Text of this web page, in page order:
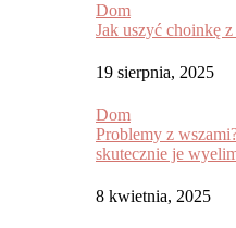
Dom
Jak uszyć choinkę z
19 sierpnia, 2025
Dom
Problemy z
skutecznie je
8 kwietnia, 2025